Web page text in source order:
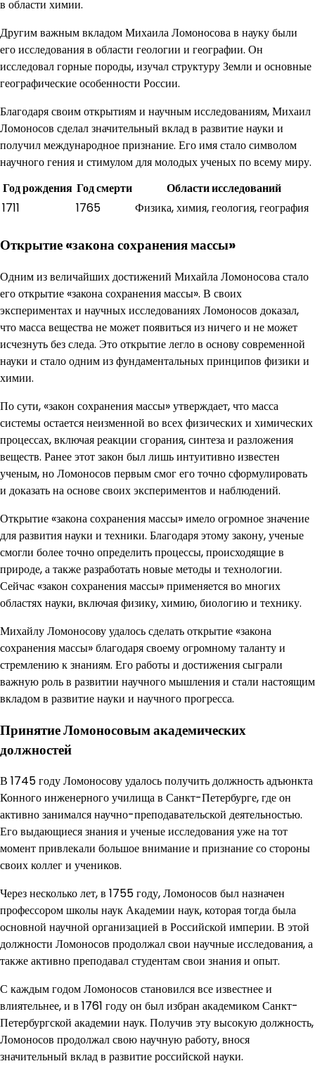
в области химии.
Другим важным вкладом Михаила Ломоносова в науку были
его исследования в области геологии и географии. Он
исследовал горные породы, изучал структуру Земли и основные
географические особенности России.
Благодаря своим открытиям и научным исследованиям, Михаил
Ломоносов сделал значительный вклад в развитие науки и
получил международное признание. Его имя стало символом
научного гения и стимулом для молодых ученых по всему миру.
Год рождения Год смерти
Области исследований
1711
1765 Физика, химия, геология, география
Открытие «закона сохранения массы»
Одним из величайших достижений Михайла Ломоносова стало
его открытие «закона сохранения массы». В своих
экспериментах и научных исследованиях Ломоносов доказал,
что масса вещества не может появиться из ничего и не может
исчезнуть без следа. Это открытие легло в основу современной
науки и стало одним из фундаментальных принципов физики и
химии.
По сути, «закон сохранения массы» утверждает, что масса
системы остается неизменной во всех физических и химических
процессах, включая реакции сгорания, синтеза и разложения
веществ. Ранее этот закон был лишь интуитивно известен
ученым, но Ломоносов первым смог его точно сформулировать
и доказать на основе своих экспериментов и наблюдений.
Открытие «закона сохранения массы» имело огромное значение
для развития науки и техники. Благодаря этому закону, ученые
смогли более точно определить процессы, происходящие в
природе, а также разработать новые методы и технологии.
Сейчас «закон сохранения массы» применяется во многих
областях науки, включая физику, химию, биологию и технику.
Михайлу Ломоносову удалось сделать открытие «закона
сохранения массы» благодаря своему огромному таланту и
стремлению к знаниям. Его работы и достижения сыграли
важную роль в развитии научного мышления и стали настоящим
вкладом в развитие науки и научного прогресса.
Принятие Ломоносовым академических
должностей
В 1745 году Ломоносову удалось получить должность адъюнкта
Конного инженерного училища в Санкт-Петербурге, где он
активно занимался научно-преподавательской деятельностью.
Его выдающиеся знания и ученые исследования уже на тот
момент привлекали большое внимание и признание со стороны
своих коллег и учеников.
Через несколько лет, в 1755 году, Ломоносов был назначен
профессором школы наук Академии наук, которая тогда была
основной научной организацией в Российской империи. В этой
должности Ломоносов продолжал свои научные исследования, а
также активно преподавал студентам свои знания и опыт.
С каждым годом Ломоносов становился все известнее и
влиятельнее, и в 1761 году он был избран академиком Санкт-
Петербургской академии наук. Получив эту высокую должность,
Ломоносов продолжал свою научную работу, внося
значительный вклад в развитие российской науки.